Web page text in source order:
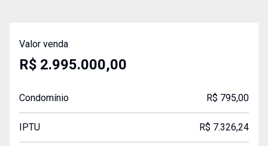
Valor venda
R$ 2.995.000,00
Condomínio R$ 795,00
IPTU R$ 7.326,24